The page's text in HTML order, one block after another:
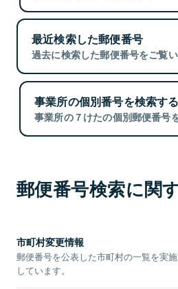
最近検索した郵便番号
過去に検索した郵便番号をご覧い
事業所の個別番号を検索する
事業所の７けたの個別郵便番号
郵便番号検索に関
市町村変更情報
郵便番号を公表した市町村の一覧を実
しています。